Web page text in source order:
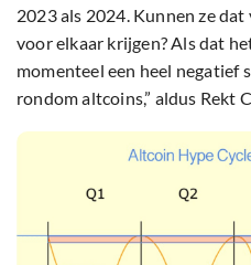
2023 als 2024. Kunnen ze
voor elkaar krijgen? Als dat
momenteel een heel negatief
rondom altcoins,” aldus Rekt